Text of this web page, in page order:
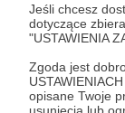
Jeśli chcesz
dotyczące
"USTAWIENIA
Zgoda jest
opisane Twoje
usunięcia lub
będzie komu
nie tylko w
co tak
6 BPD